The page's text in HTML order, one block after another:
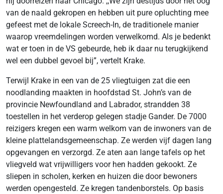
van de naald gekropen en hebben uit pure opluchting mee
gefeest met de lokale Screech-In, de traditionele manier
waarop vreemdelingen worden verwelkomd. Als je bedenkt
wat er toen in de VS gebeurde, heb ik daar nu terugkijkend
wel een dubbel gevoel bij”, vertelt Krake.
Terwijl Krake in een van de 25 vliegtuigen zat die een
noodlanding maakten in hoofdstad St. John’s van de
provincie Newfoundland and Labrador, strandden 38
toestellen in het verderop gelegen stadje Gander. De 7000
reizigers kregen een warm welkom van de inwoners van de
kleine plattelandsgemeenschap. Ze werden vijf dagen lang
opgevangen en verzorgd. Ze aten aan lange tafels op het
vliegveld wat vrijwilligers voor hen hadden gekookt. Ze
sliepen in scholen, kerken en huizen die door bewoners
werden opengesteld. Ze kregen tandenborstels. Op basis